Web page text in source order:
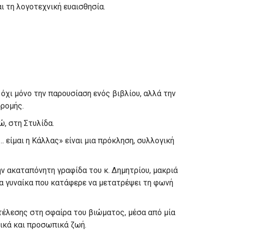
τη λογοτεχνική ευαισθησία.
μόνο την παρουσίαση ενός βιβλίου, αλλά την
στη Στυλίδα.
η Κάλλας» είναι μια πρόκληση, συλλογική
ακαταπόνητη γραφίδα του κ. Δημητρίου, μακριά
γυναίκα που κατάφερε να μετατρέψει τη φωνή
στη σφαίρα του βιώματος, μέσα από μία
και προσωπικά ζωή.